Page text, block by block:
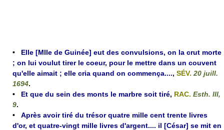
• Elle [Mlle de Guinée] eut des convulsions, on la crut morte
; on lui voulut tirer le coeur, pour le mettre dans un couvent
qu'elle aimait ; elle cria quand on commença...., SÉV. 20 juill.
1694.
• Et que du sein des monts le marbre soit tiré, RAC. Esth. III,
9.
• Après avoir tiré du trésor quatre mille cent trente livres
d'or, et quatre-vingt mille livres d'argent.... il [César] se mit en